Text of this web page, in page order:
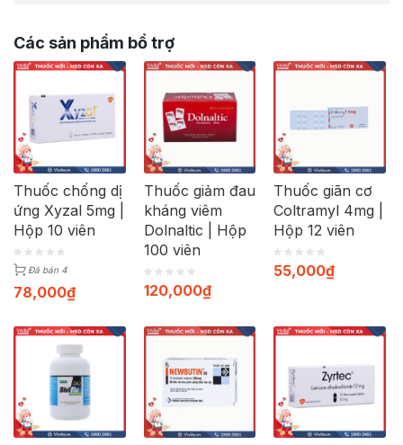
Các sản phẩm bổ trợ
Thuốc chống dị
ứng Xyzal 5mg |
Hộp 10 viên
Đã bán 4
78,000₫
Thuốc giảm đau
kháng viêm
Dolnaltic | Hộp
100 viên
120,000₫
Thuốc giãn cơ
Coltramyl 4mg |
Hộp 12 viên
55,000₫